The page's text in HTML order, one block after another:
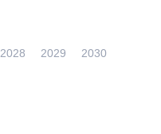
2028 2029 2030